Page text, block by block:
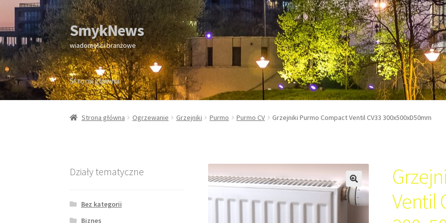
Przejdź
do
nawigacji
Przejdź
do
treści
SmykNews
wiadomości branżowe
Strona główna
Strona główna
Strona główna Ogrzewanie Grzejniki Purmo Purmo CV Grzejniki Purmo Compact Ventil CV33 300x500xD50mm
Ventil
Działy tematyczne
Bez kategorii
Biznes